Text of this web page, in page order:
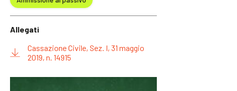
Allegati
Cassazione Civile, Sez. I, 31 maggio
2019, n. 14915